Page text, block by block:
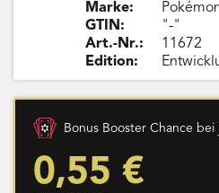
Marke:
GTIN:
Art.-Nr.:
Edition:
"-"
11672
Bonus Booster Chance
0,55 €